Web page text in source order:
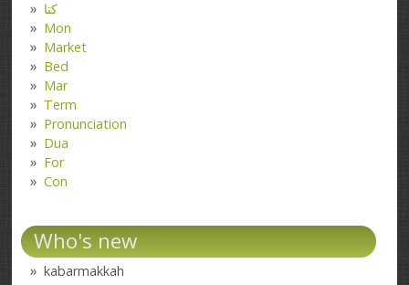
کتا
Mon
Market
Bed
Mar
Term
Pronunciation
Dua
For
Con
Who's new
kabarmakkah